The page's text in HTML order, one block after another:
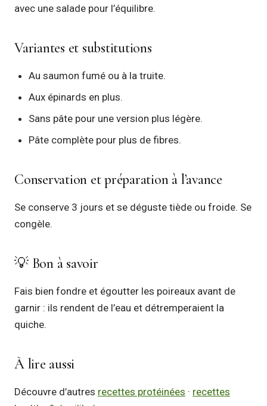
avec une salade pour l’équilibre.
Variantes et substitutions
Au saumon fumé ou à la truite.
Aux épinards en plus.
Sans pâte pour une version plus légère.
Pâte complète pour plus de fibres.
Conservation et préparation à l’avance
Se conserve 3 jours et se déguste tiède ou froide. Se
congèle.
💡 Bon à savoir
Fais bien fondre et égoutter les poireaux avant de
garnir : ils rendent de l’eau et détremperaient la
quiche.
À lire aussi
Découvre d’autres recettes protéinées · recettes